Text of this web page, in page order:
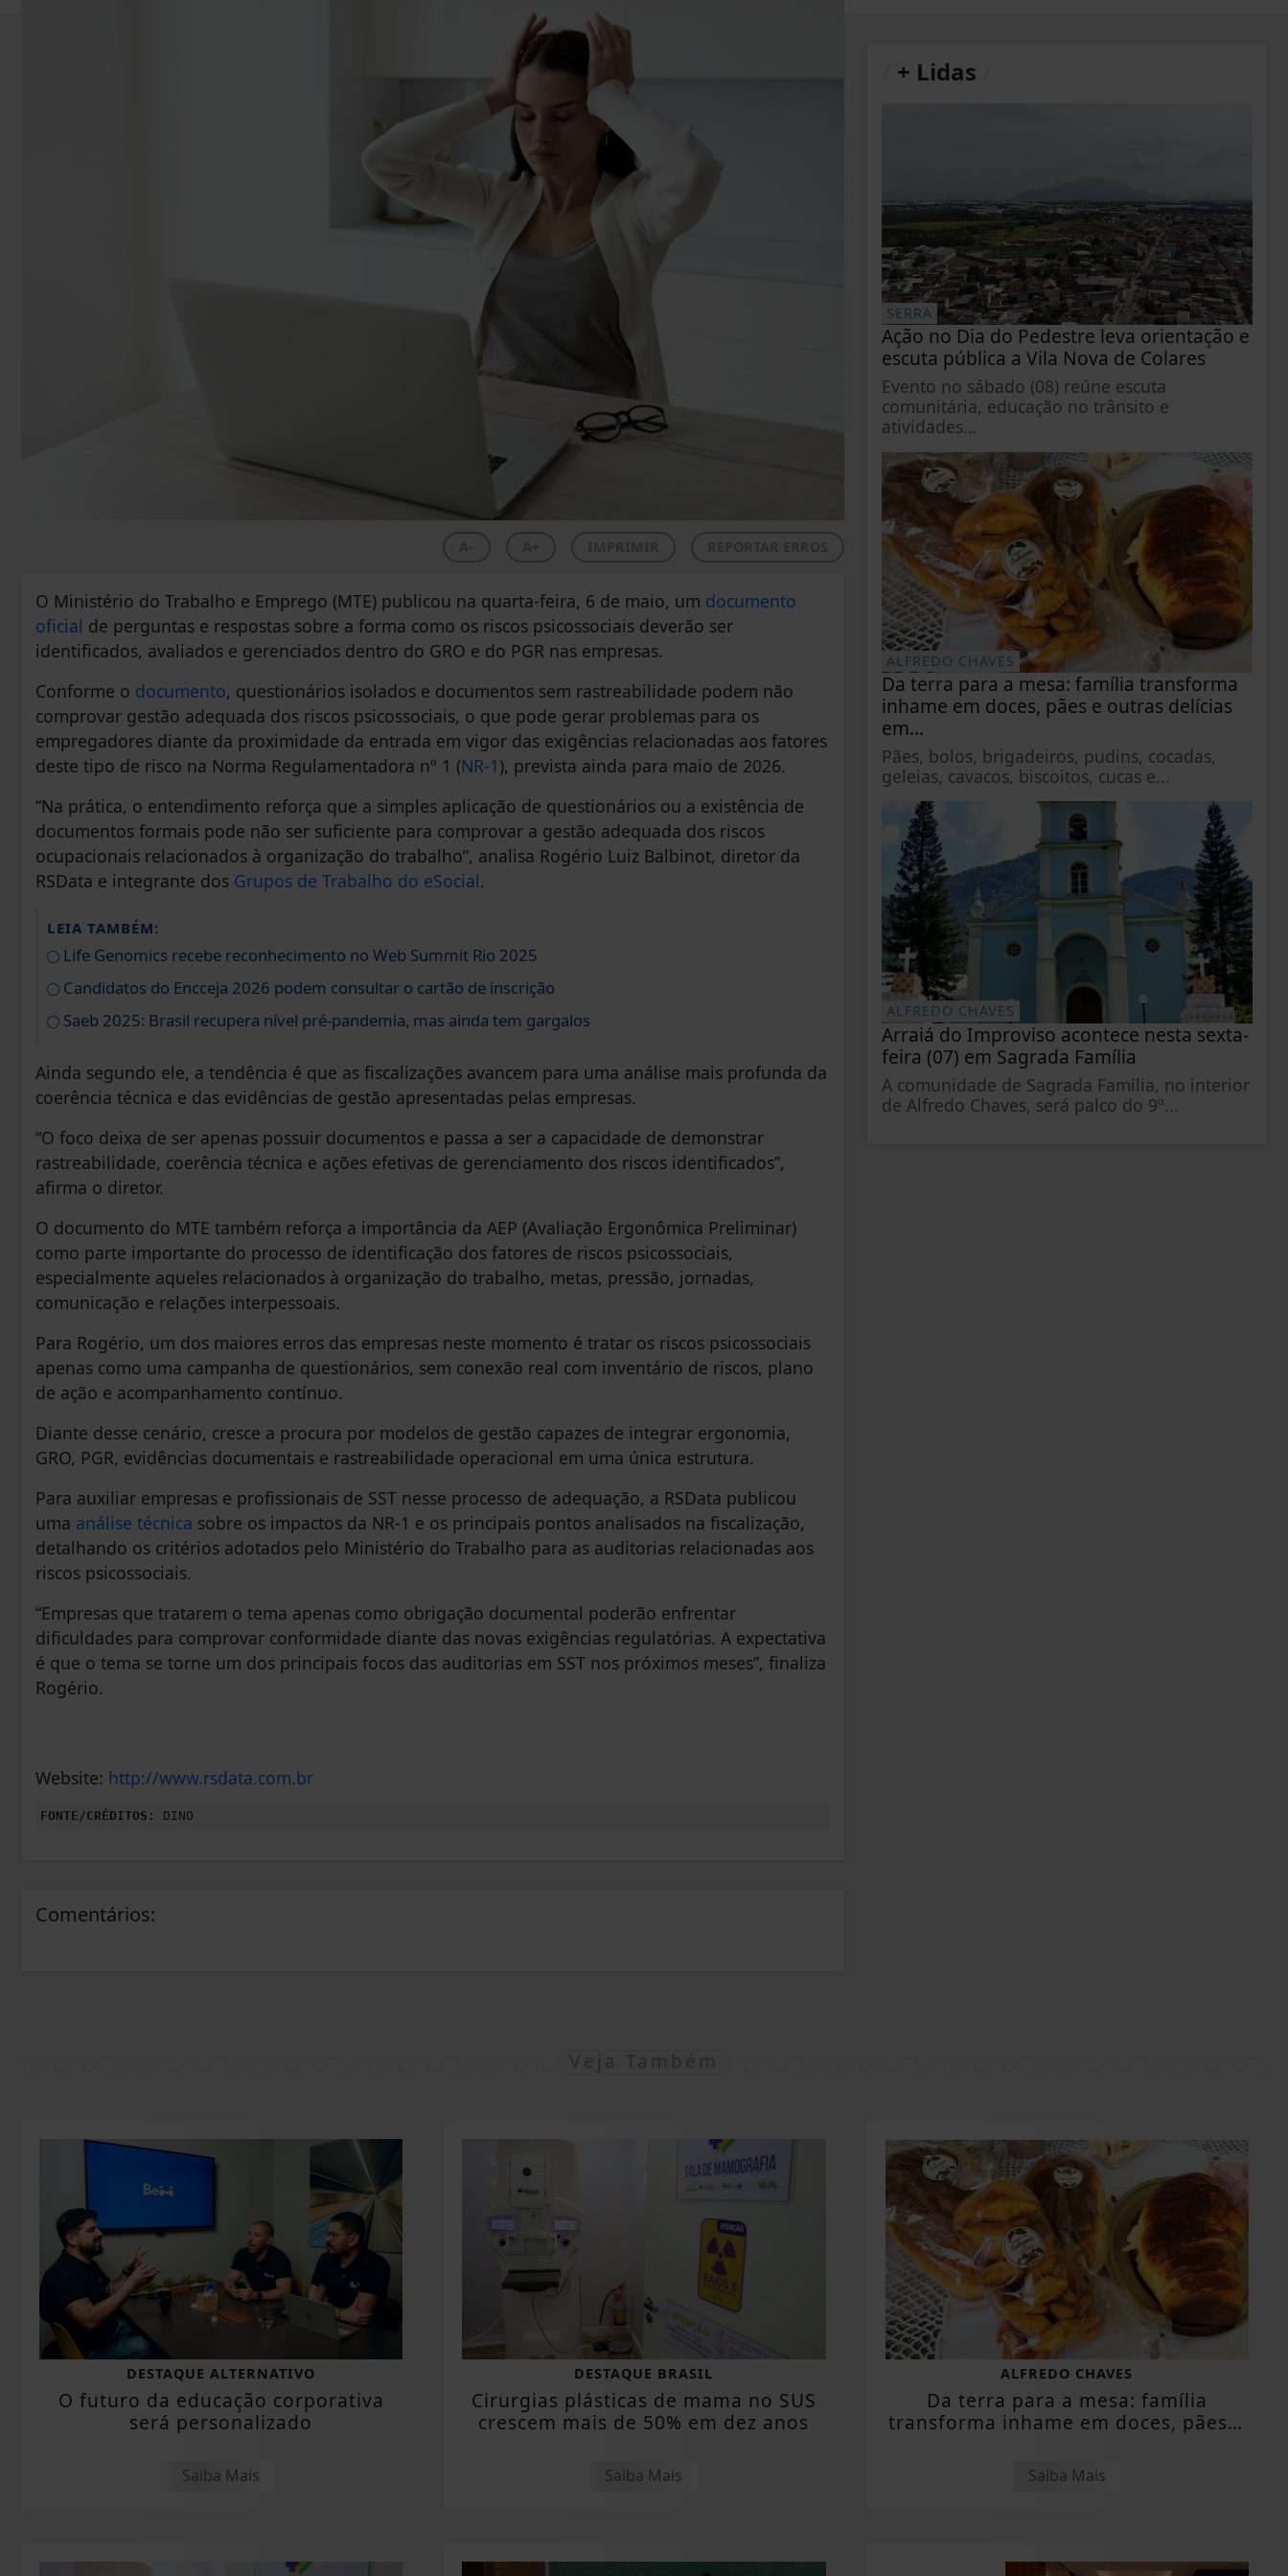
O Ministério do Trabalho e Emprego (MTE) publicou na quarta-feira, 6 de maio, um documento
oficial de perguntas e respostas sobre a forma como os riscos psicossociais deverão ser
identificados, avaliados e gerenciados dentro do GRO e do PGR nas empresas.
Conforme o documento, questionários isolados e documentos sem rastreabilidade podem não
comprovar gestão adequada dos riscos psicossociais, o que pode gerar problemas para os
empregadores diante da proximidade da entrada em vigor das exigências relacionadas aos fatores
deste tipo de risco na Norma Regulamentadora nº 1 (NR-1 ), prevista ainda para maio de 2026.
“Na prática, o entendimento reforça que a simples aplicação de questionários ou a existência de
documentos formais pode não ser suficiente para comprovar a gestão adequada dos riscos
ocupacionais relacionados à organização do trabalho”, analisa Rogério Luiz Balbinot, diretor da
RSData e integrante dos Grupos de Trabalho do eSocial.
LEIA TAMBÉM:
Life Genomics recebe reconhecimento no Web Summit Rio 2025
Candidatos do Encceja 2026 podem consultar o cartão de inscrição
Saeb 2025: Brasil recupera nível pré-pandemia, mas ainda tem gargalos
Ainda segundo ele, a tendência é que as fiscalizações avancem para uma análise mais profunda da
coerência técnica e das evidências de gestão apresentadas pelas empresas.
“O foco deixa de ser apenas possuir documentos e passa a ser a capacidade de demonstrar
rastreabilidade, coerência técnica e ações efetivas de gerenciamento dos riscos identificados”,
afirma o diretor.
O documento do MTE também reforça a importância da AEP (Avaliação Ergonômica Preliminar)
como parte importante do processo de identificação dos fatores de riscos psicossociais,
especialmente aqueles relacionados à organização do trabalho, metas, pressão, jornadas,
comunicação e relações interpessoais.
Para Rogério, um dos maiores erros das empresas neste momento é tratar os riscos psicossociais
apenas como uma campanha de questionários, sem conexão real com inventário de riscos, plano
de ação e acompanhamento contínuo.
Diante desse cenário, cresce a procura por modelos de gestão capazes de integrar ergonomia,
GRO, PGR, evidências documentais e rastreabilidade operacional em uma única estrutura.
Para auxiliar empresas e profissionais de SST nesse processo de adequação, a RSData publicou
uma análise técnica sobre os impactos da NR-1 e os principais pontos analisados na fiscalização,
detalhando os critérios adotados pelo Ministério do Trabalho para as auditorias relacionadas aos
riscos psicossociais.
“Empresas que tratarem o tema apenas como obrigação documental poderão enfrentar
dificuldades para comprovar conformidade diante das novas exigências regulatórias. A expectativa
é que o tema se torne um dos principais focos das auditorias em SST nos próximos meses”, finaliza
Rogério.
Website: http://www.rsdata.com.br
FONTE/CRÉDITOS: DINO
Comentários:
+ Lidas
SERRA
Ação no Dia do Pedestre leva orientação e
escuta pública a Vila Nova de Colares
Evento no sábado (08) reúne escuta
comunitária, educação no trânsito e
atividades...
ALFREDO CHAVES
Da terra para a mesa: família transforma
inhame em doces, pães e outras delícias
em...
Pães, bolos, brigadeiros, pudins, cocadas,
geleias, cavacos, biscoitos, cucas e...
ALFREDO CHAVES
Arraiá do Improviso acontece nesta sexta-
feira (07) em Sagrada Família
A comunidade de Sagrada Família, no interior
de Alfredo Chaves, será palco do 9º...
DESTAQUE ALTERNATIVO
O futuro da educação corporativa
será personalizado
Saiba Mais
DESTAQUE BRASIL
Cirurgias plásticas de mama no SUS
crescem mais de 50% em dez anos
Saiba Mais
ALFREDO CHAVES
Da terra para a mesa: família
transforma inhame em doces, pães e
Saiba Mais